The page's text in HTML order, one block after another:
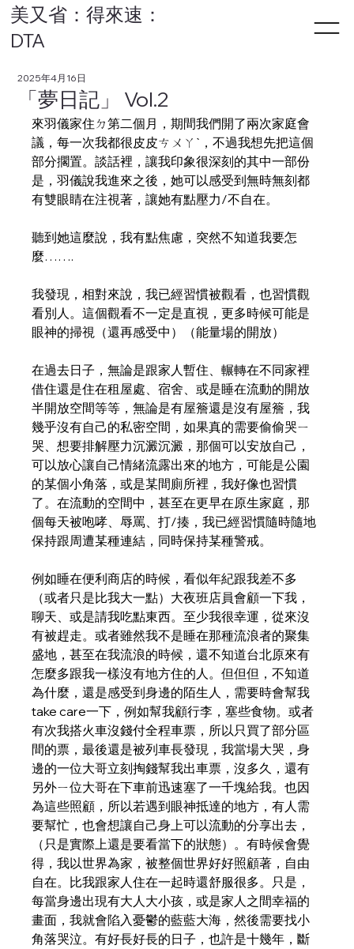
美又省：得來速：
DTA
「夢日記」 Vol.2
2025年4月16日
來羽儀家住ㄉ第二個月，期間我們開了兩次家庭會
議，每一次我都很皮皮ㄘㄨㄚˋ，不過我想先把這個
部分擱置。談話裡，讓我印象很深刻的其中一部份
是，羽儀說我進來之後，她可以感受到無時無刻都
有雙眼睛在注視著，讓她有點壓力/不自在。
聽到她這麼說，我有點焦慮，突然不知道我要怎
麼…….
我發現，相對來說，我已經習慣被觀看，也習慣觀
看別人。這個觀看不一定是直視，更多時候可能是
眼神的掃視（還再感受中）（能量場的開放）
在過去日子，無論是跟家人暫住、輾轉在不同家裡
借住還是住在租屋處、宿舍、或是睡在流動的開放
半開放空間等等，無論是有屋簷還是沒有屋簷，我
幾乎沒有自己的私密空間，如果真的需要偷偷哭ㄧ
哭、想要排解壓力沉澱沉澱，那個可以安放自己，
可以放心讓自己情緒流露出來的地方，可能是公園
的某個小角落，或是某間廁所裡，我好像也習慣
了。在流動的空間中，甚至在更早在原生家庭，那
個每天被咆哮、辱罵、打/揍，我已經習慣隨時隨地
保持跟周遭某種連結，同時保持某種警戒。
例如睡在便利商店的時候，看似年紀跟我差不多
（或者只是比我大一點）大夜班店員會顧一下我，
聊天、或是請我吃點東西。至少我很幸運，從來沒
有被趕走。或者雖然我不是睡在那種流浪者的聚集
盛地，甚至在我流浪的時候，還不知道台北原來有
怎麼多跟我一樣沒有地方住的人。但但但，不知道
為什麼，還是感受到身邊的陌生人，需要時會幫我
take care一下，例如幫我顧行李，塞些食物。或者
有次我搭火車沒錢付全程車票，所以只買了部分區
間的票，最後還是被列車長發現，我當場大哭，身
邊的一位大哥立刻掏錢幫我出車票，沒多久，還有
另外ㄧ位大哥在下車前迅速塞了一千塊給我。也因
為這些照顧，所以若遇到眼神抵達的地方，有人需
要幫忙，也會想讓自己身上可以流動的分享出去，
（只是實際上還是要看當下的狀態）。有時候會覺
得，我以世界為家，被整個世界好好照顧著，自由
自在。比我跟家人住在一起時還舒服很多。只是，
每當身邊出現有大人大小孩，或是家人之間幸福的
畫面，我就會陷入憂鬱的藍藍大海，然後需要找小
角落哭泣。有好長好長的日子，也許是十幾年，斷